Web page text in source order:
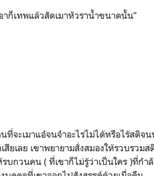
าก็เทพแล้วสัดเมาหัวราน้ำขนาดนั้น”
ที่จะเมาแอ๋จนจำอะไรไม่ได้หรือไร้สติจ
สียเลย เขาพยายามสั่งสมองให้รวบรวม
รบกวนคน ( ที่เขาก็ไม่รู้ว่าเป็นใคร )ที่ก